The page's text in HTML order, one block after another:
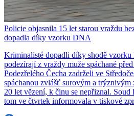
Policie objasnila 15 let starou vraždu
dopadla díky vzorku DNA
Kriminalisté dopadli díky shodě
podezírají z vraždy muže spáchané
Podezřelého Čecha zadrželi ve
spáchanou zvlášť surovým a trýznivým
20 let vězení, k činu se nepřiznal.
tom ve čtvrtek informovala v tiskové